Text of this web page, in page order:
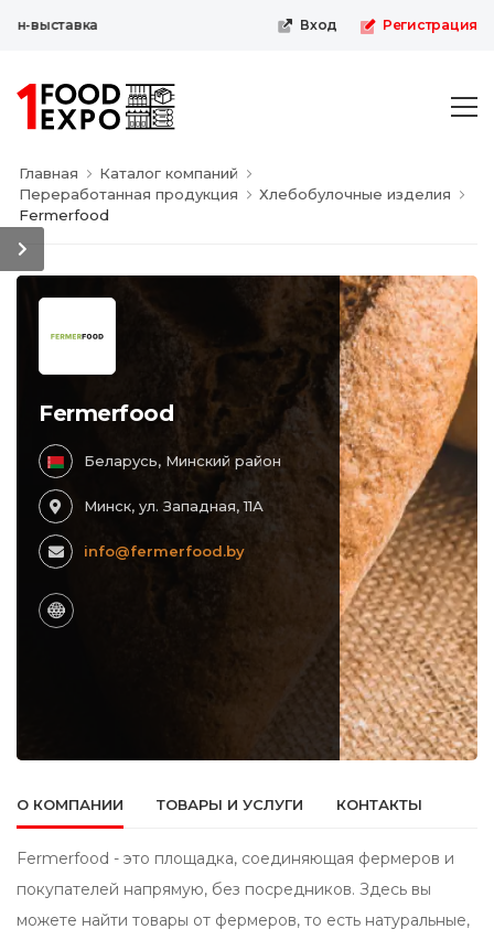
выставка Вход Регистрация
Главная
Каталог компаний
Переработанная продукция
Хлебобулочные изделия
Fermerfood
Fermerfood
Беларусь, Минский район
Минск, ул. Западная, 11А
info@fermerfood.by
О КОМПАНИИ ТОВАРЫ И УСЛУГИ КОНТАКТЫ
Fermerfood - это площадка, соединяющая фермеров и
покупателей напрямую, без посредников. Здесь вы
можете найти товары от фермеров, то есть натуральные,